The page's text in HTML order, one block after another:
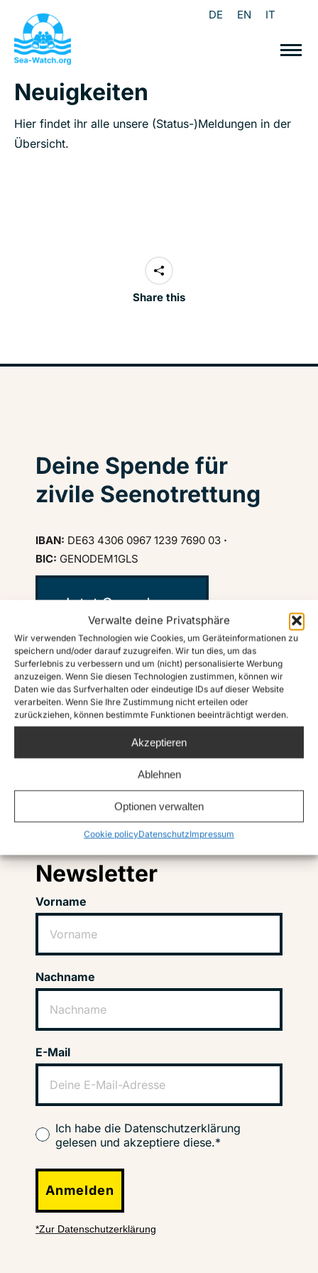
Verwalte deine Privatsphäre
Wir verwenden Technologien wie Cookies, um Geräteinformationen zu
speichern und/oder darauf zuzugreifen. Wir tun dies, um das
Surferlebnis zu verbessern und um (nicht) personalisierte Werbung
anzuzeigen. Wenn Sie diesen Technologien zustimmen, können wir
Daten wie das Surfverhalten oder eindeutige IDs auf dieser Website
verarbeiten. Wenn Sie Ihre Zustimmung nicht erteilen oder
zurückziehen, können bestimmte Funktionen beeinträchtigt werden.
Akzeptieren
Ablehnen
Optionen verwalten
Cookie policyDatenschutzImpressum
DE EN IT
Neuigkeiten
Hier findet ihr alle unsere (Status-)Meldungen in der
Übersicht.
Share this
Deine Spende für
zivile Seenotrettung
IBAN: DE63 4306 0967 1239 7690 03 ·
BIC: GENODEM1GLS
Jetzt Spenden ♥
InstagramTwitter TikTok Facebook LinkedIn
Abonniere unseren
Newsletter
Vorname
Nachname
E-Mail
Ich habe die Datenschutzerklärung
gelesen und akzeptiere diese.*
Anmelden
*Zur Datenschutzerklärung